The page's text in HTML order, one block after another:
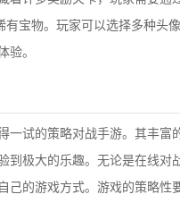
有宝物。玩家可以选择多种头
验。
一试的策略对战手游。其丰富
到极大的乐趣。无论是在线对
己的游戏方式。游戏的策略性